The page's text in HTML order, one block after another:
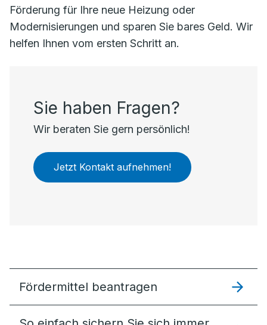
Förderung für Ihre neue Heizung oder
Modernisierungen und sparen Sie bares Geld. Wir
helfen Ihnen vom ersten Schritt an.
Sie haben Fragen?
Wir beraten Sie gern persönlich!
Jetzt Kontakt aufnehmen!
Fördermittel beantragen